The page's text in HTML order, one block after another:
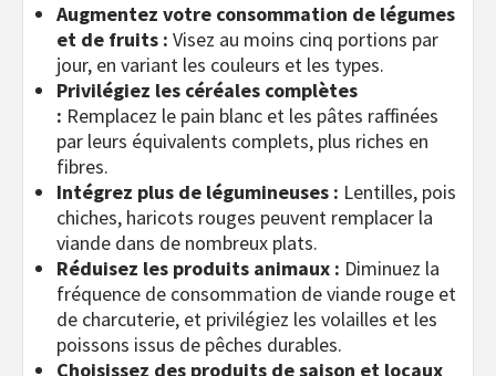
Augmentez votre consommation de légumes
et de fruits : Visez au moins cinq portions par
jour, en variant les couleurs et les types.
Privilégiez les céréales complètes
: Remplacez le pain blanc et les pâtes raffinées
par leurs équivalents complets, plus riches en
fibres.
Intégrez plus de légumineuses : Lentilles, pois
chiches, haricots rouges peuvent remplacer la
viande dans de nombreux plats.
Réduisez les produits animaux : Diminuez la
fréquence de consommation de viande rouge et
de charcuterie, et privilégiez les volailles et les
poissons issus de pêches durables.
Choisissez des produits de saison et locaux